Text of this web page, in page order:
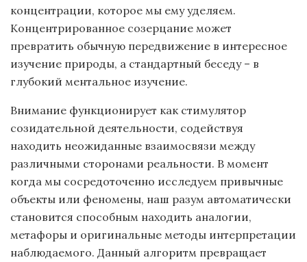
концентрации, которое мы ему уделяем.
Концентрированное созерцание может
превратить обычную передвижение в интересное
изучение природы, а стандартный беседу – в
глубокий ментальное изучение.
Внимание функционирует как стимулятор
созидательной деятельности, содействуя
находить неожиданные взаимосвязи между
различными сторонами реальности. В момент
когда мы сосредоточенно исследуем привычные
объекты или феномены, наш разум автоматически
становится способным находить аналогии,
метафоры и оригинальные методы интерпретации
наблюдаемого. Данный алгоритм превращает